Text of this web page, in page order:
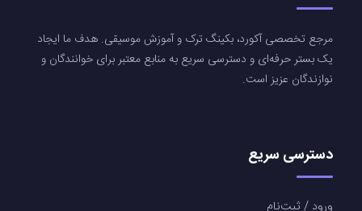
مرجع تخصصی آکورد، بکینگ ترک و آموزش موسیقی. هدف ما ایجاد
یک بستر حرفه‌ای و دسترسی سریع به منابع معتبر برای خوانندگان و
نوازندگان عزیز است.
دسترسی سریع
ورود / ثبت‌نام